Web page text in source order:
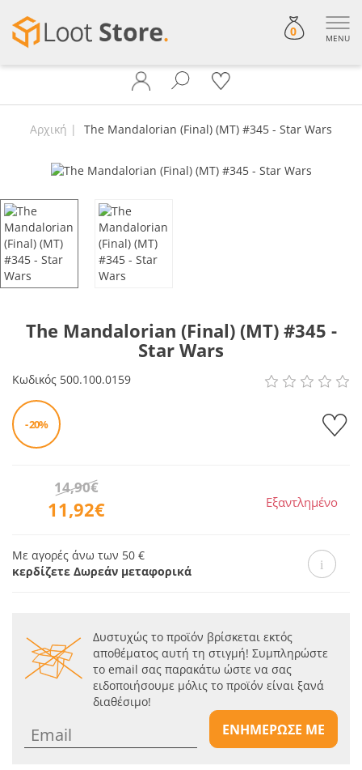
0 MENU
Αρχική The Mandalorian (Final) (MT) #345 - Star Wars
The Mandalorian (Final) (MT) #345 -
Star Wars
Κωδικός 500.100.0159
- 20%
11,92€
14,90€
Εξαντλημένο
Με αγορές άνω των 50 €
κερδίζετε Δωρεάν μεταφορικά
Δυστυχώς το προϊόν βρίσκεται εκτός
αποθέματος αυτή τη στιγμή! Συμπληρώστε
το email σας παρακάτω ώστε να σας
ειδοποιήσουμε μόλις το προϊόν είναι ξανά
διαθέσιμο!
ΕΝΗΜΕΡΩΣΕ ΜΕ